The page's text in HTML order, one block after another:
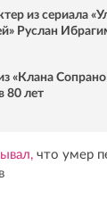
из сериала
Руслан
«Клана
80 лет
что умер